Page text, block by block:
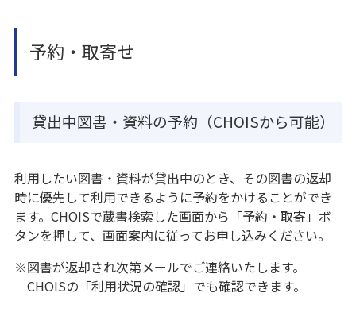
予約・取寄せ
貸出中図書・資料の予約（CHOISから可能）
利用したい図書・資料が貸出中のとき、その図書の返却
時に優先して利用できるように予約をかけることができ
ます。CHOISで蔵書検索した画面から「予約・取寄」ボ
タンを押して、画面案内に従ってお申し込みください。
※図書が返却され次第メールでご連絡いたします。
CHOISの「利用状況の確認」でも確認できます。